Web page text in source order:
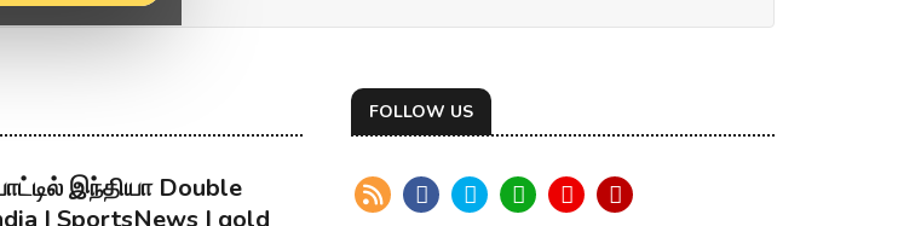
இந்தியா Double
FOLLOW US